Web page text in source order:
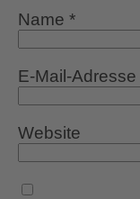
Name *
E-Mail-Adresse
Website